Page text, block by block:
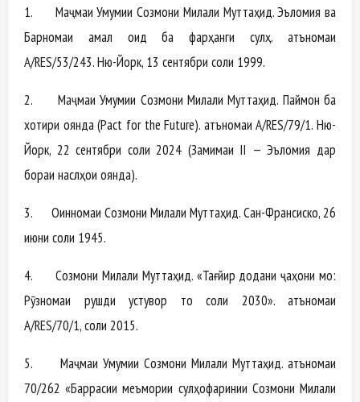
1. Маҷмаи Умумии Созмони Милали Муттаҳид. Эъломия ва
Барномаи амал оид ба фарҳанги сулҳ. Қатъномаи
A/RES/53/243. Ню-Йорк, 13 сентябри соли 1999.
2. Маҷмаи Умумии Созмони Милали Муттаҳид. Паймон ба
хотири оянда (Pact for the Future). Қатъномаи A/RES/79/1. Ню-
Йорк, 22 сентябри соли 2024 (Замимаи II — Эъломия дар
бораи наслҳои оянда).
3. Оинномаи Созмони Милали Муттаҳид. Сан-Франсиско, 26
июни соли 1945.
4. Созмони Милали Муттаҳид. «Тағйир додани ҷаҳони мо:
Рӯзномаи рушди устувор то соли 2030». Қатъномаи
A/RES/70/1, соли 2015.
5. Маҷмаи Умумии Созмони Милали Муттаҳид. Қатъномаи
70/262 «Баррасии меъмории сулҳофаринии Созмони Милали